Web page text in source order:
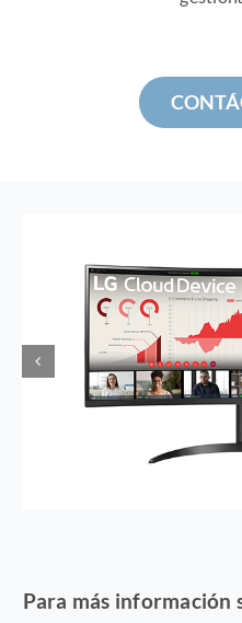
Para más información